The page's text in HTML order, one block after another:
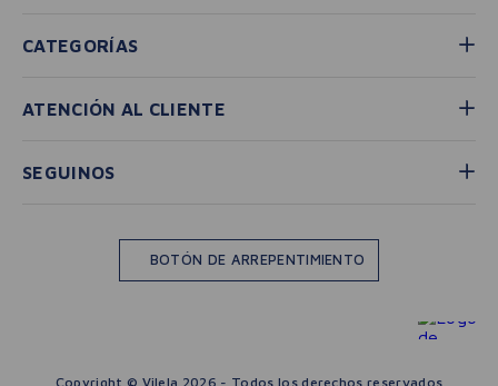
CATEGORÍAS
ATENCIÓN AL CLIENTE
SEGUINOS
BOTÓN DE ARREPENTIMIENTO
Copyright © Vilela 2026 - Todos los derechos reservados